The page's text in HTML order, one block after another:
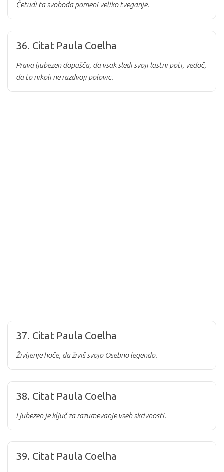
Četudi ta svoboda pomeni veliko tveganje.
36. Citat Paula Coelha
Prava ljubezen dopušča, da vsak sledi svoji lastni poti, vedoč,
da to nikoli ne razdvoji polovic.
37. Citat Paula Coelha
Življenje hoče, da živiš svojo Osebno legendo.
38. Citat Paula Coelha
Ljubezen je ključ za razumevanje vseh skrivnosti.
39. Citat Paula Coelha